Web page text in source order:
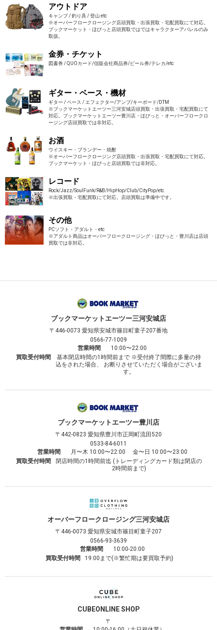
アウトドア
キャンプ / 釣り具 / 登山 etc
※オーバーフロークロージング店頭買取・出張買取・宅配買取にて対応。
ブックマーケット・ほびっと店頭買取ではではキャラクターアパレルのみ
取扱。
金券・チケット
図書券 / QUOカード/信販会社商品券/ビール券/テレカ/etc
ギター・ベース・機材
ギター / ベース / エフェクター/アンプ/キーボード/DTM
※ブックマーケットエーツー三河安城店頭買取・出張買取・宅配買取にて
対応。ブックマーケットエーツー豊川店・ほびっと・オーバーフロークロ
ージング店頭買取では非対応。
お酒
ウイスキー・ブランデー・焼酎
※オーバーフロークロージング店頭買取・出張買取・宅配買取にて対応。
ブックマーケット・ほびっと店頭買取では非対応。
レコード
Rock/Jazz/SoulFunk/R&B/HipHop/Club/CityPop/etc
※出張買取・宅配買取にて対応。店頭買取は準備中です。
その他
PCソフト・アダルト・etc
※アダルト商品はオーバーフロークロージング・ほびっと・豊川店は店頭
買取では非対応。
ブックマーケットエーツー三河安城店
〒446-0073 愛知県安城市篠目町童子207番地
0566-77-1009
営業時間
10:00〜22:00
買取受付時間
基本閉店時間の1時間前まで ※受付終了間際に多量の持
込をされた場合、 お断りさせていただく場合がございま
す。
ブックマーケットエーツー豊川店
〒442-0823 愛知県豊川市正岡町流田520
0533-84-6011
営業時間
月〜木 10:00〜22:00 金〜日 10:00〜23:00
買取受付時間
閉店時間の1時間前迄 (トレーディングカード類は閉店の
2時間前まで)
オーバーフロークロージング三河安城店
〒446-0073 愛知県安城市篠目町童子207
0566-93-3639
営業時間
10:00-20:00
買取受付時間
19:00まで(※繁忙期は要買取予約)
CUBEONLINE SHOP
〒